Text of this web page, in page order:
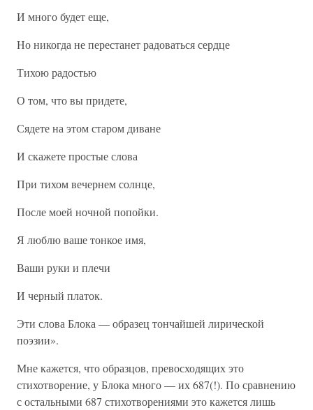
И много будет еще,
Но никогда не перестанет радоваться сердце
Тихою радостью
О том, что вы придете,
Сядете на этом старом диване
И скажете простые слова
При тихом вечернем солнце,
После моей ночной попойки.
Я люблю ваше тонкое имя,
Ваши руки и плечи
И черный платок.
Эти слова Блока — образец тончайшей лирической
поэзии».
Мне кажется, что образцов, превосходящих это
стихотворение, у Блока много — их 687(!). По сравнению
с остальными 687 стихотворениями это кажется лишь